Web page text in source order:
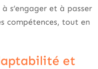
s’engager et à passer
compétences, tout en
et